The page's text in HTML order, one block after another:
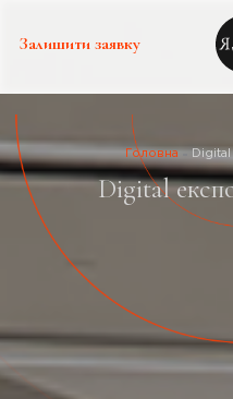
Залишити заявку
Головна
Digital